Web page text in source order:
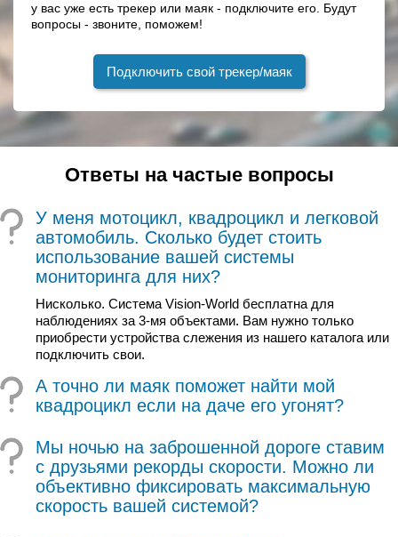
у вас уже есть трекер или маяк - подключите его. Будут
вопросы - звоните, поможем!
Подключить свой трекер/маяк
Ответы на частые вопросы
У меня мотоцикл, квадроцикл и легковой
автомобиль. Сколько будет стоить
использование вашей системы
мониторинга для них?
Нисколько. Система Vision-World бесплатна для
наблюдениях за 3-мя объектами. Вам нужно только
приобрести устройства слежения из нашего каталога или
подключить свои.
А точно ли маяк поможет найти мой
квадроцикл если на даче его угонят?
Мы ночью на заброшенной дороге ставим
с друзьями рекорды скорости. Можно ли
объективно фиксировать максимальную
скорость вашей системой?